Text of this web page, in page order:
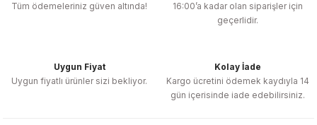
Tüm ödemeleriniz güven altında!
16:00’a kadar olan siparişler için
geçerlidir.
Uygun Fiyat
Uygun fiyatlı ürünler sizi bekliyor.
Kolay İade
Kargo ücretini ödemek kaydıyla 14
gün içerisinde iade edebilirsiniz.